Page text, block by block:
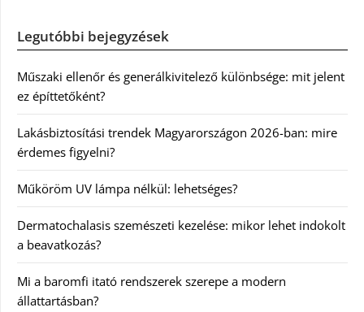
Legutóbbi bejegyzések
Műszaki ellenőr és generálkivitelező különbsége: mit jelent
ez építtetőként?
Lakásbiztosítási trendek Magyarországon 2026-ban: mire
érdemes figyelni?
Műköröm UV lámpa nélkül: lehetséges?
Dermatochalasis szemészeti kezelése: mikor lehet indokolt
a beavatkozás?
Mi a baromfi itató rendszerek szerepe a modern
állattartásban?